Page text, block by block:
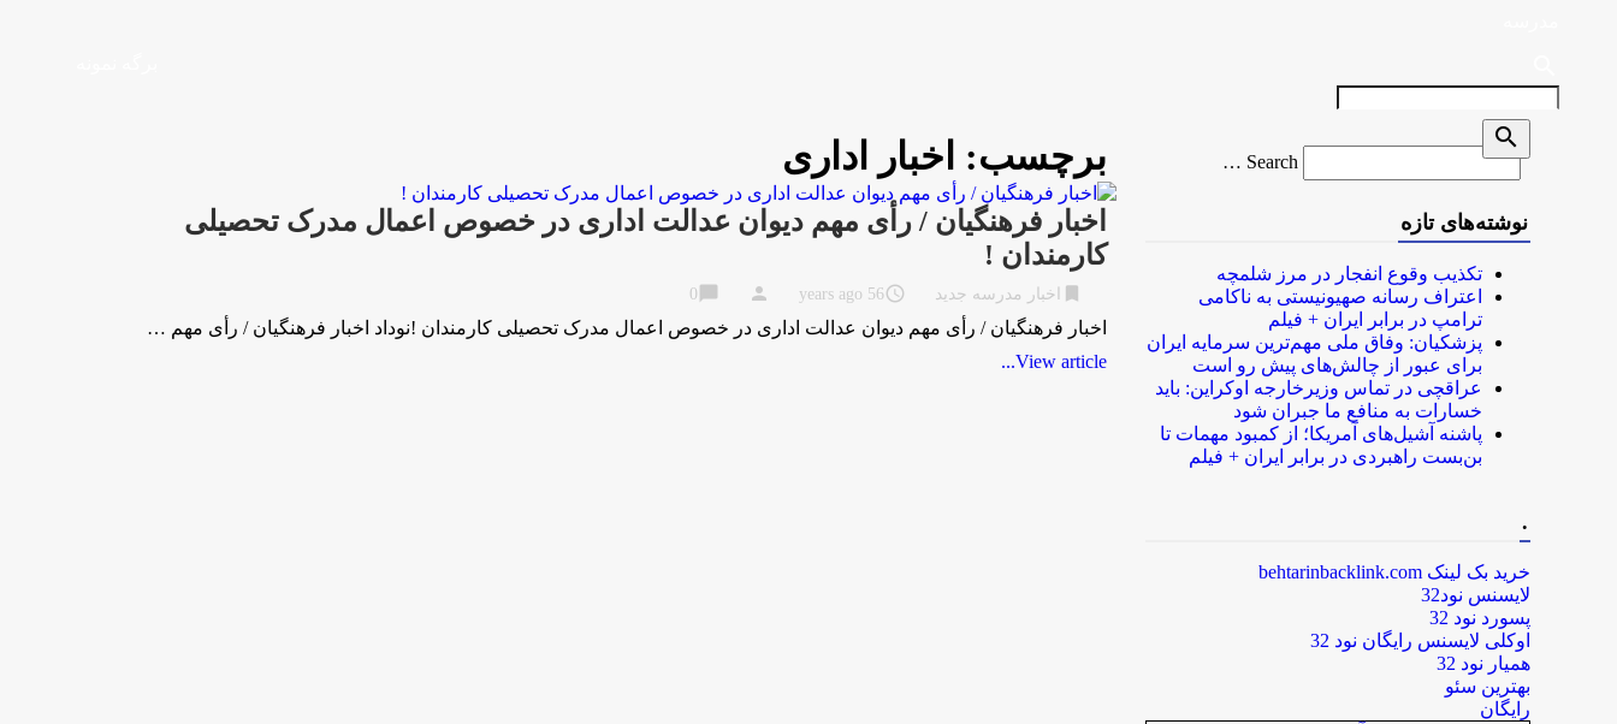
برچسب: اخبار اداری
اخبار فرهنگیان / رأی مهم دیوان عدالت اداری در خصوص اعمال مدرک تحصیلی
کارمندان !
اخبار مدرسه جدید access_time
56 years ago
person
chat_bubble
0
اخبار فرهنگیان / رأی مهم دیوان عدالت اداری در خصوص اعمال مدرک تحصیلی کارمندان !نوداد اخبار فرهنگیان / رأی مهم …
View article...
Search
for
Search …
search
نوشته‌های تازه
تکذیب وقوع انفجار در مرز شلمچه
اعتراف رسانه صهیونیستی به ناکامی
ترامپ در برابر ایران + فیلم
پزشکیان: وفاق ملی مهم‌ترین سرمایه ایران
برای عبور از چالش‌های پیش رو است
عراقچی در تماس وزیرخارجه اوکراین: باید
خسارات به منافع ما جبران شود
پاشنه آشیل‌های آمریکا؛ از کمبود مهمات تا
بن‌بست راهبردی در برابر ایران + فیلم
.
خرید بک لینک behtarinbacklink.com
لایسنس نود32
پسورد نود 32
اوکلی لایسنس رایگان نود 32
همیار نود 32
بهترین سئو
رایگان